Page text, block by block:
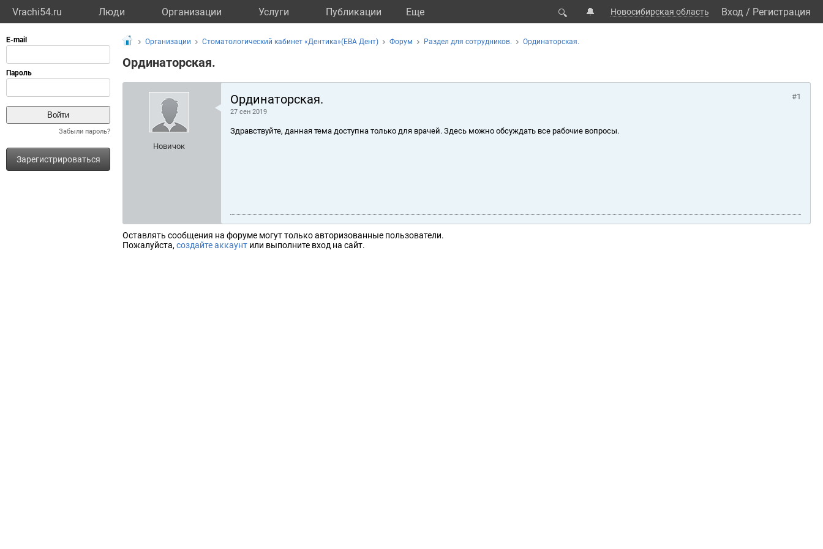
Vrachi54.ru Люди Организации Услуги Публикации Eще 🔍 🔔 Новосибирская область Вход / Регистрация
Забыли пароль?
Зарегистрироваться
Организации Стоматологический кабинет «Дентика»(ЕВА Дент) Форум Раздел для сотрудников. Ординаторская.
Ординаторская.
Новичок
Ординаторская.
27 сен 2019
#1
Здравствуйте, данная тема доступна только для врачей. Здесь можно обсуждать все рабочие вопросы.
Оставлять сообщения на форуме могут только авторизованные пользователи.
Пожалуйста, создайте аккаунт или выполните вход на сайт.